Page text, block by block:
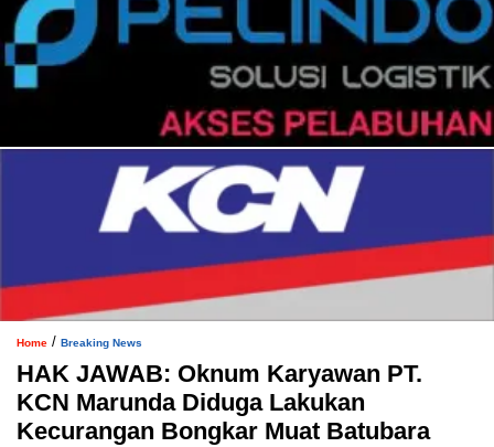
Home / Breaking News
HAK JAWAB: Oknum Karyawan PT.
KCN Marunda Diduga Lakukan
Kecurangan Bongkar Muat Batubara